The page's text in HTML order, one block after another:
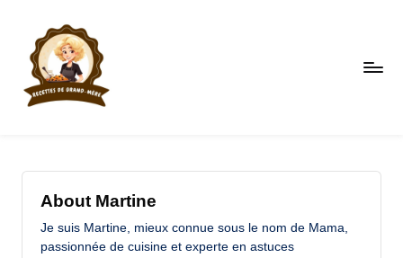
content
recettes
About Martine
Je suis Martine, mieux connue sous le nom de Mama,
passionnée de cuisine et experte en astuces